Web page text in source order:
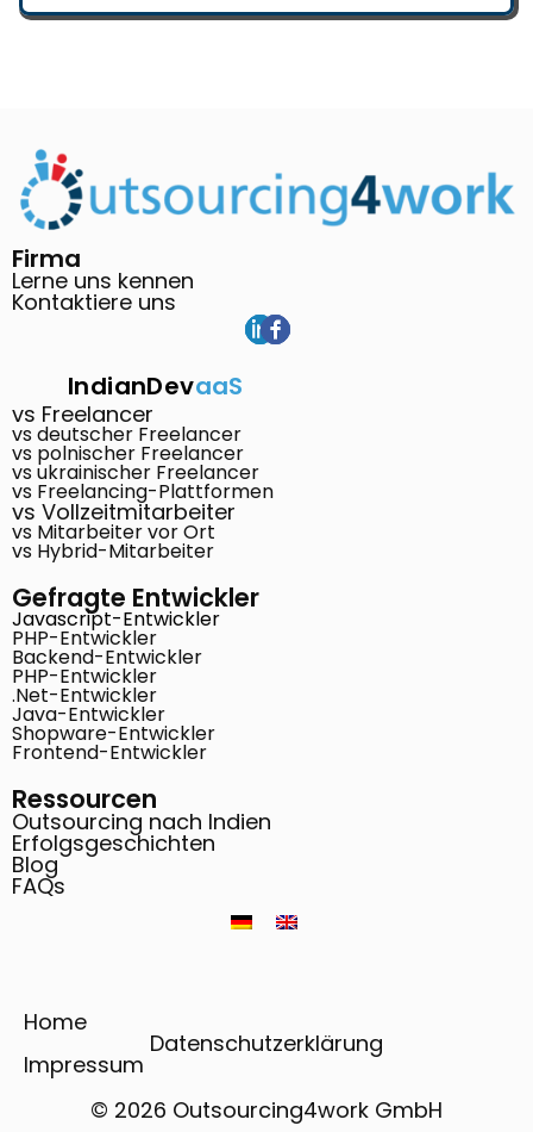
Firma
Lerne uns kennen
Kontaktiere uns
IndianDevaaS
vs Freelancer
vs deutscher Freelancer
vs polnischer Freelancer
vs ukrainischer Freelancer
vs Freelancing-Plattformen
vs Vollzeitmitarbeiter
vs Mitarbeiter vor Ort
vs Hybrid-Mitarbeiter
Gefragte Entwickler
Javascript-Entwickler
PHP-Entwickler
Backend-Entwickler
PHP-Entwickler
.Net-Entwickler
Java-Entwickler
Shopware-Entwickler
Frontend-Entwickler
Ressourcen
Outsourcing nach Indien
Erfolgsgeschichten
Blog
FAQs
© 2026 Outsourcing4work GmbH
Home
Datenschutzerklärung
Impressum